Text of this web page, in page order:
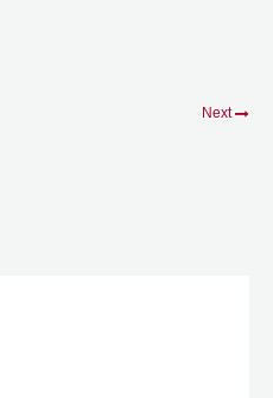
Next